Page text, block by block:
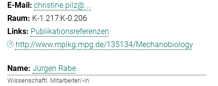
christine.pilz@...
K-1.217:K-0.206
Publikationsreferenzen
http://www.mpikg.mpg.de/135134/Mechanobiology
Jürgen Rabe
Wissenschaftl. Mitarbeiter/-in